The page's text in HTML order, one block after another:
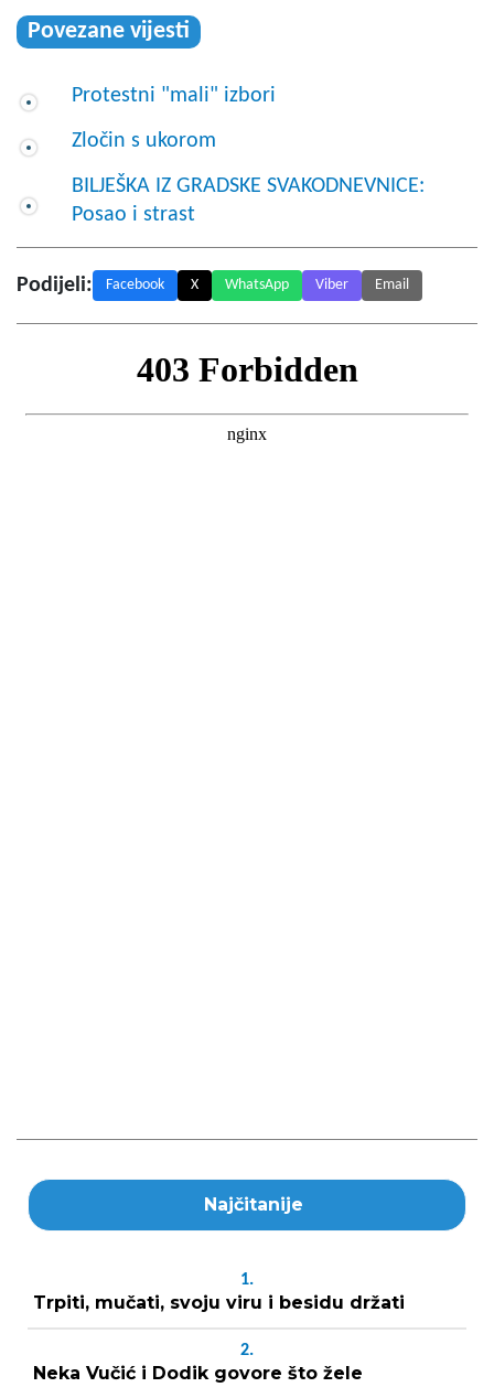
Povezane vijesti
Protestni "mali" izbori
Zločin s ukorom
BILJEŠKA IZ GRADSKE SVAKODNEVNICE:
Posao i strast
Podijeli: Facebook X WhatsApp Viber Email
Najčitanije
1.
Trpiti, mučati, svoju viru i besidu držati
2.
Neka Vučić i Dodik govore što žele